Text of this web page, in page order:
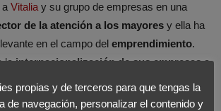
a Vitalia y su grupo de empresas en una
de la atención a los mayores y ella ha
en el campo del emprendimiento.
lainternacionalización de sus empresasa
que crece día a día y se diversifica.
propias y de terceros para que tengas la
de navegación, personalizar el contenido y